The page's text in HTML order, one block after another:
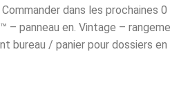
dans les prochaines
– panneau en. Vintage –
bureau / panier pour dossiers en